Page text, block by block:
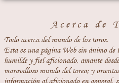
Acerca de
Todo acerca del mundo de los toros.
Esta es una página Web sin ánimo
humilde y fiel aficionado, amante
maravilloso mundo del toreo; y
información al aficionado en general,